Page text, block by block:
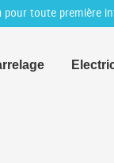
pour toute première